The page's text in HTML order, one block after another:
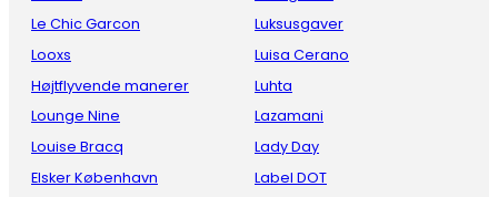
Le Chic Garcon
Looxs
Højtflyvende manerer
Lounge Nine
Louise Bracq
Elsker København
Luksusgaver
Luisa Cerano
Luhta
Lazamani
Lady Day
Label DOT